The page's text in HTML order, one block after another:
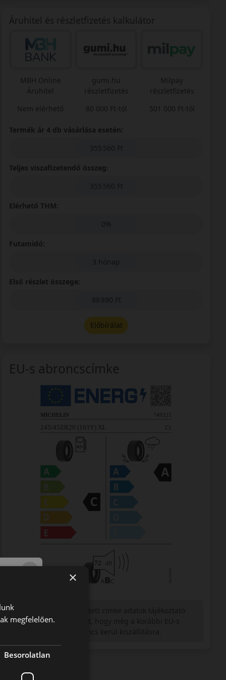
Áruhitel és részletfizetés kalkulátor
MBH Online
Áruhitel
Nem elérhető
gumi.hu
részletfizetés
80 000 Ft-tól
Milpay
részletfizetés
501 000 Ft-tól
Termék ár 4 db vásárlása esetén:
355 560 Ft
Teljes viszafizetendő összeg:
355 560 Ft
Elérhető THM:
0%
Futamidő:
3 hónap
Első részlet összege:
88 890 Ft
Előbírálat
EU-s abroncscímke
jellegűek. Előfordulhat, hogy még a korábbi EU-s
×
megfelelően.
Besorolatlan